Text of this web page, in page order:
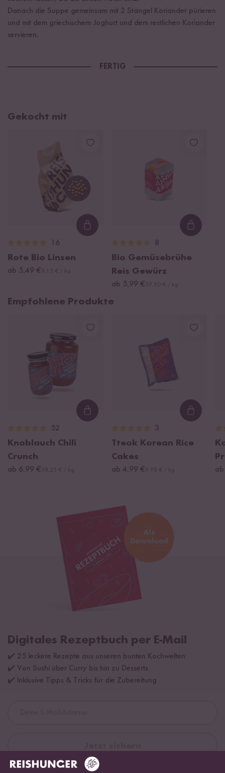
Danach die Suppe gemeinsam mit 2 Stängel Koriander pürieren
und mit dem griechischem Joghurt und dem restlichen Koriander
servieren.
FERTIG
Gekocht mit
Loading...
16
Rote Bio Linsen
ab 5,49 €
8
Bio Gemüsebrühe
Reis Gewürz
ab 5,99 €
Empfohlene Produkte
Loading...
52
Knoblauch Chili
Crunch
ab 6,99 €
3
Tteok Korean Rice
Cakes
ab 4,99 €
Digitales Rezeptbuch per E-Mail
✔️ 25 leckere Rezepte aus unseren bunten Kochwelten
✔️ Von Sushi über Curry bis hin zu Desserts
✔️ Inklusive Tipps & Tricks für die Zubereitung
*Das Digitale Rezeptbuch wird dir nach vollständiger Anmeldung zum Newsletter